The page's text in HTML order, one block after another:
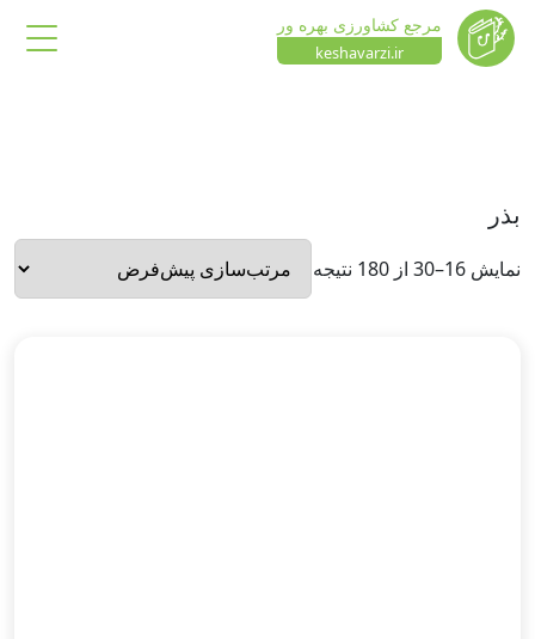
مرجع کشاورزی بهره ور
keshavarzi.ir
بذر
نمایش 16–30 از 180 نتیجه